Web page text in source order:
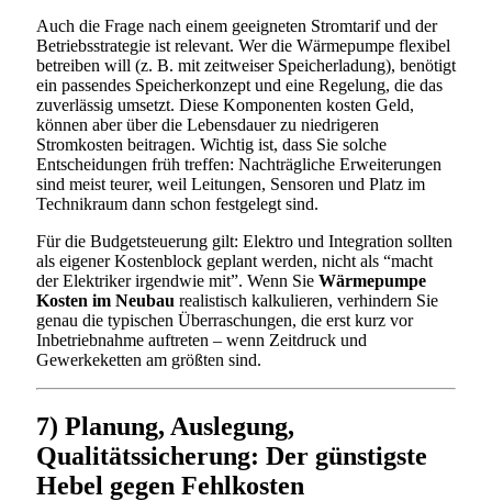
Auch die Frage nach einem geeigneten Stromtarif und der
Betriebsstrategie ist relevant. Wer die Wärmepumpe flexibel
betreiben will (z. B. mit zeitweiser Speicherladung), benötigt
ein passendes Speicherkonzept und eine Regelung, die das
zuverlässig umsetzt. Diese Komponenten kosten Geld,
können aber über die Lebensdauer zu niedrigeren
Stromkosten beitragen. Wichtig ist, dass Sie solche
Entscheidungen früh treffen: Nachträgliche Erweiterungen
sind meist teurer, weil Leitungen, Sensoren und Platz im
Technikraum dann schon festgelegt sind.
Für die Budgetsteuerung gilt: Elektro und Integration sollten
als eigener Kostenblock geplant werden, nicht als “macht
der Elektriker irgendwie mit”. Wenn Sie Wärmepumpe
Kosten im Neubau realistisch kalkulieren, verhindern Sie
genau die typischen Überraschungen, die erst kurz vor
Inbetriebnahme auftreten – wenn Zeitdruck und
Gewerkeketten am größten sind.
7) Planung, Auslegung,
Qualitätssicherung: Der günstigste
Hebel gegen Fehlkosten